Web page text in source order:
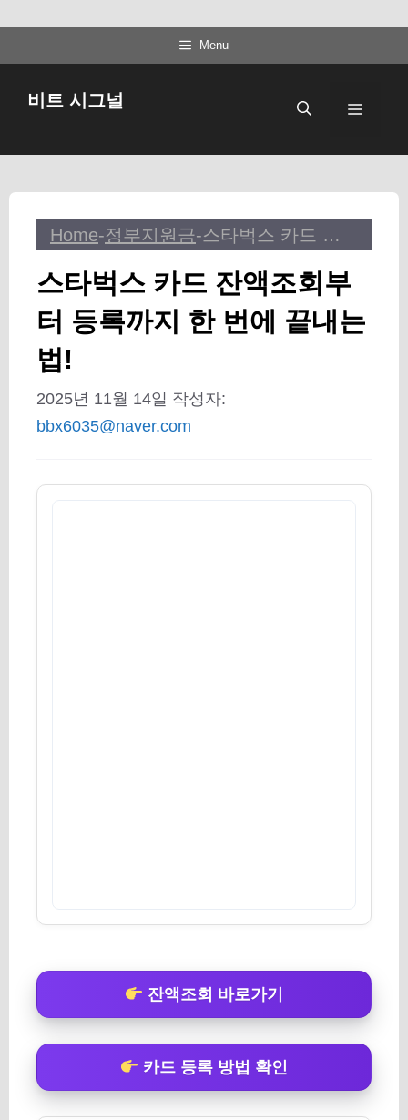
텐
뛰
Menu
비트 시그널 메
Home-정부지원금- 스타벅스 카드 잔액조회부터 등록까지 한 번에 끝내는 법!
스타벅스 카드 잔액조회부
터 등록까지 한 번에 끝내는
법!
2025년 11월 14일 작성자:
bbx6035@naver.com
잔액조회 바로가기
카드 등록 방법 확인